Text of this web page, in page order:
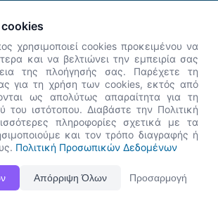
συμβατή με τις νεότερες εκδόσεις, Google Chrome, Mozilla Firefox,
Explorer.
👋 Καλώς ήρθες! Είμαι η Νόησις.
Πες μου πώς μπορώ να σε βοηθήσω
σήμερα.
χρησιμοποιεί cookies προκειμένου να
και να βελτιώνει την εμπειρία σας
της πλοήγησής σας. Παρέχετε τη
για τη χρήση των cookies, εκτός από
ως απολύτως απαραίτητα για τη
του ιστότοπου. Διαβάστε την Πολιτική
πληροφορίες σχετικά με τα
και τον τρόπο διαγραφής ή
Πολιτική Προσωπικών Δεδομένων
Απόρριψη Όλων Προσαρμογή